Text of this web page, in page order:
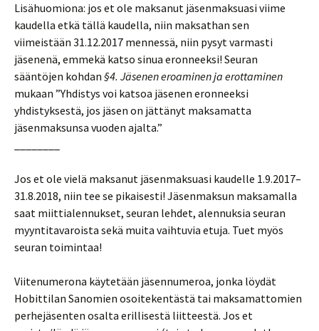
Lisähuomiona: jos et ole maksanut jäsenmaksuasi viime
kaudella etkä tällä kaudella, niin maksathan sen
viimeistään 31.12.2017 mennessä, niin pysyt varmasti
jäsenenä, emmekä katso sinua eronneeksi! Seuran
sääntöjen kohdan §4. Jäsenen eroaminen ja erottaminen
mukaan ”Yhdistys voi katsoa jäsenen eronneeksi
yhdistyksestä, jos jäsen on jättänyt maksamatta
jäsenmaksunsa vuoden ajalta.”
Jos et ole vielä maksanut jäsenmaksuasi kaudelle 1.9.2017–
31.8.2018, niin tee se pikaisesti! Jäsenmaksun maksamalla
saat miittialennukset, seuran lehdet, alennuksia seuran
myyntitavaroista sekä muita vaihtuvia etuja. Tuet myös
seuran toimintaa!
Viitenumerona käytetään jäsennumeroa, jonka löydät
Hobittilan Sanomien osoitekentästä tai maksamattomien
perhejäsenten osalta erillisestä liitteestä. Jos et